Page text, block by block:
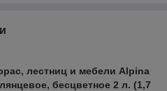
лестниц и мебели Alpina
бесцветное 2 л. (1,7